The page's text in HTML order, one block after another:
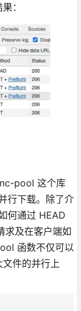
：
pool 这个库
行下载。除了介
何通过 HEAD
求及在客户端如
函数不仅可以
件的并行上